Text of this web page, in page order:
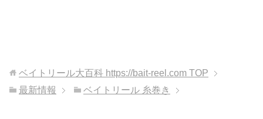
ベイトリール大百科 https://bait-reel.com TOP
最新情報
ベイトリール 糸巻き